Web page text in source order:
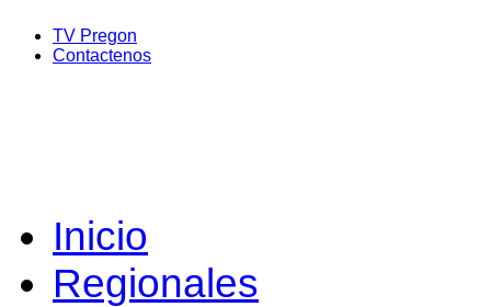
TV Pregon
Contactenos
Inicio
Regionales